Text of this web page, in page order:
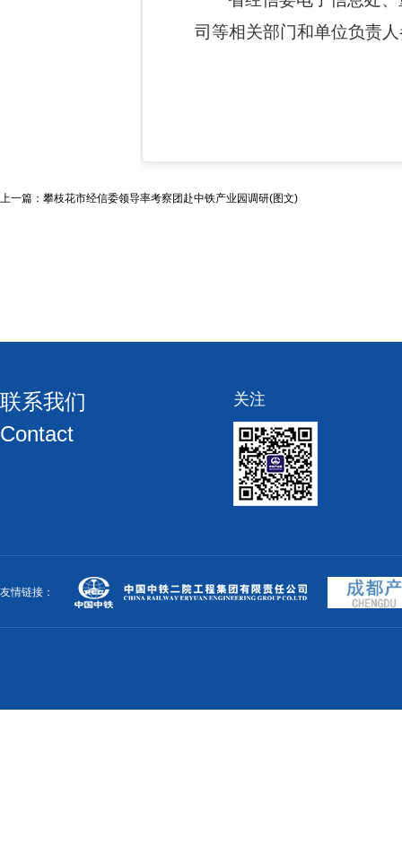
司等相关部门和单位负责
上一篇：攀枝花市经信委领导率考察团赴中铁产业园调研(图文)
联系我们
Contact
关注
友情链接：